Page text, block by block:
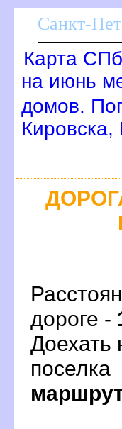
Санкт-
Карта
на июнь
домов.
дороге -
Доехать